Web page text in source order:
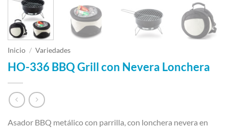
Inicio / Variedades
HO-336 BBQ Grill con Nevera Lonchera
Asador BBQ metálico con parrilla, con lonchera nevera en